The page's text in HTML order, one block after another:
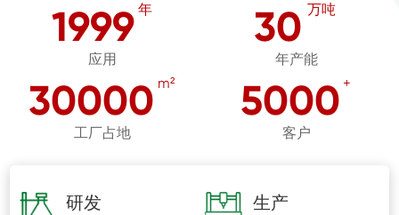
建材创新” 的使命同频共振，历经二十余年发展，逐步构建起覆
1999 年
应用
30 万吨
年产能
30000 m²
工厂占地
5000 +
客户
研发 生产